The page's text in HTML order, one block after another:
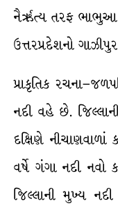
નૈર્ઋત્ય તરફ ભાભુઆ
ઉત્તરપ્રદેશનો
પ્રાકૃતિક
નદી વહે છે.
દક્ષિણે
વર્ષે ગંગા નદી
જિલ્લાની મુખ્ય